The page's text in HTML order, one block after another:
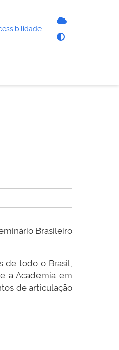
Brasileiro
de todo o Brasil,
a Academia em
de articulação